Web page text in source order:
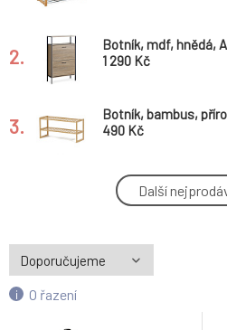
2.
Botník, mdf, hnědá,
1 290 Kč
3.
Botník, bambus,
490 Kč
Botník, kov, černá,
190 Kč
5.
590 Kč
Další
O řazení